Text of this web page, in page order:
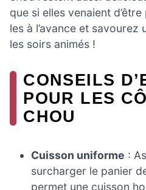
que si elles venaient
les à l’avance et savourez
les soirs animés !
CONSEILS
POUR LES
CHOU
Cuisson uniforme :
surcharger le panier
permet une cuisson